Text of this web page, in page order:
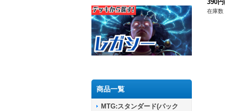
商品一覧
MTG:スタンダード(パック
390円
在庫数